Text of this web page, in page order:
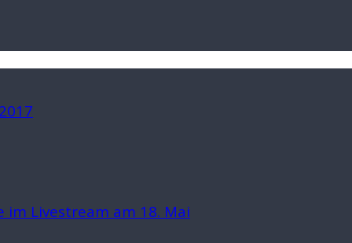
Livestream am 18. Mai